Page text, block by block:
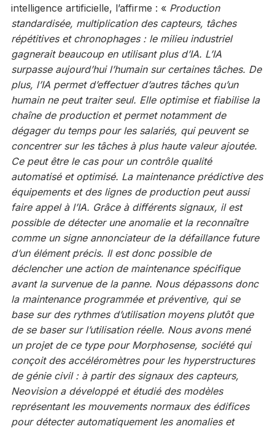
intelligence artificielle, l’affirme : « Production
standardisée, multiplication des capteurs, tâches
répétitives et chronophages : le milieu industriel
gagnerait beaucoup en utilisant plus d’IA. L’IA
surpasse aujourd’hui l’humain sur certaines tâches. De
plus, l’IA permet d’effectuer d’autres tâches qu’un
humain ne peut traiter seul. Elle optimise et fiabilise la
chaîne de production et permet notamment de
dégager du temps pour les salariés, qui peuvent se
concentrer sur les tâches à plus haute valeur ajoutée.
Ce peut être le cas pour un contrôle qualité
automatisé et optimisé. La maintenance prédictive des
équipements et des lignes de production peut aussi
faire appel à l’IA. Grâce à différents signaux, il est
possible de détecter une anomalie et la reconnaître
comme un signe annonciateur de la défaillance future
d’un élément précis. Il est donc possible de
déclencher une action de maintenance spécifique
avant la survenue de la panne. Nous dépassons donc
la maintenance programmée et préventive, qui se
base sur des rythmes d’utilisation moyens plutôt que
de se baser sur l’utilisation réelle. Nous avons mené
un projet de ce type pour Morphosense, société qui
conçoit des accéléromètres pour les hyperstructures
de génie civil : à partir des signaux des capteurs,
Neovision a développé et étudié des modèles
représentant les mouvements normaux des édifices
pour détecter automatiquement les anomalies et